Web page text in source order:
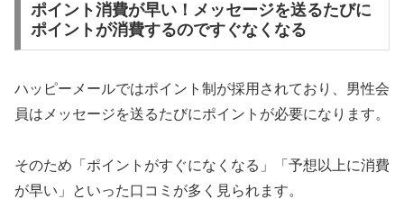
ポイント消費が早い！メッセージを送るたびに
ポイントが消費するのですぐなくなる
ハッピーメールではポイント制が採用されており、男性会
員はメッセージを送るたびにポイントが必要になります。
そのため「ポイントがすぐになくなる」「予想以上に消費
が早い」といった口コミが多く見られます。